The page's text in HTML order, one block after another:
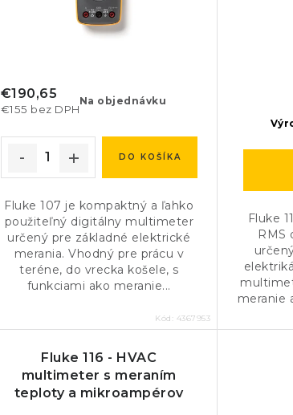
Na objednávku
€155 bez DPH
€190,65
DO KOŠÍKA
Fluke 107 je kompaktný a ľahko
použiteľný digitálny multimeter
určený pre základné elektrické
merania. Vhodný pre prácu v
teréne, do vrecka košele, s
funkciami ako meranie...
Kód: 4367953
Fluke
RMS
meranie
Fluke 116 - HVAC
multimeter s meraním
teploty a mikroampérov